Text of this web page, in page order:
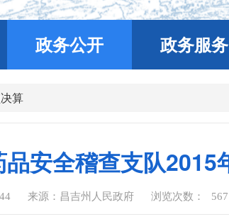
政务公开 政务服务
算
安全稽查支队2015
来源：昌吉州人民政府 浏览次数： 567